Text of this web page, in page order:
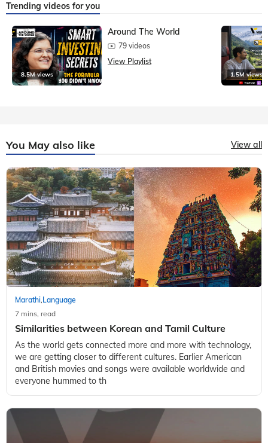
Trending videos for you
8.5M views
Around The World
79 videos
View Playlist
1.5M views
You May also like View all
Marathi, Language
7 mins, read
Similarities between Korean and Tamil Culture
As the world gets connected more and more with technology,
we are getting closer to different cultures. Earlier American
and British movies and songs were available worldwide and
everyone hummed to th